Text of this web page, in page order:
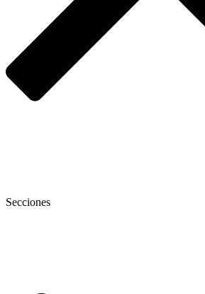
Secciones